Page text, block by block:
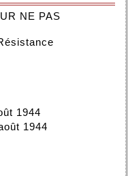
NE PAS
1944
1944